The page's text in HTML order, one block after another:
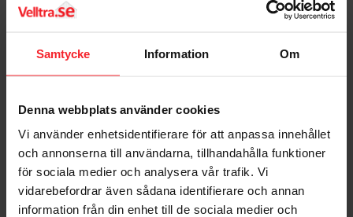
Samtycke Information Om
Denna webbplats använder cookies
Vi använder enhetsidentifierare för att anpassa innehållet
och annonserna till användarna, tillhandahålla funktioner
för sociala medier och analysera vår trafik. Vi
vidarebefordrar även sådana identifierare och annan
information från din enhet till de sociala medier och
Vattenvolym 108 lite
Vikt 305 kg
Max temperatur 110°C
Höjd 1145 mm
Bredd 539 mm
EcoDesign Ja
Klass 5 Ja
Vedpanna VB
83 607
Lägg till i favoriter